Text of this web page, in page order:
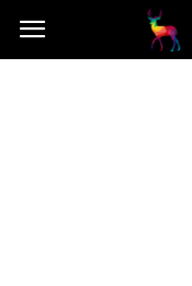
Mooseart.pl